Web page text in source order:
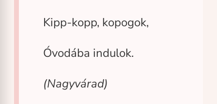
Kipp-kopp, kopogok,
Óvodába indulok.
(Nagyvárad)